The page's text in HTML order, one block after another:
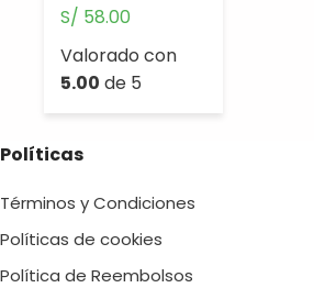
S/ 58.00
precios:
Valorado con
5.00 de 5
Políticas
Términos y Condiciones
Políticas de cookies
Política de Reembolsos